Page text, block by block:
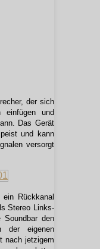
der sich
einfügen und
Das Gerät
und kann
versorgt
ein Rückkanal
Stereo Links-
Soundbar den
der eigenen
nach jetzigem